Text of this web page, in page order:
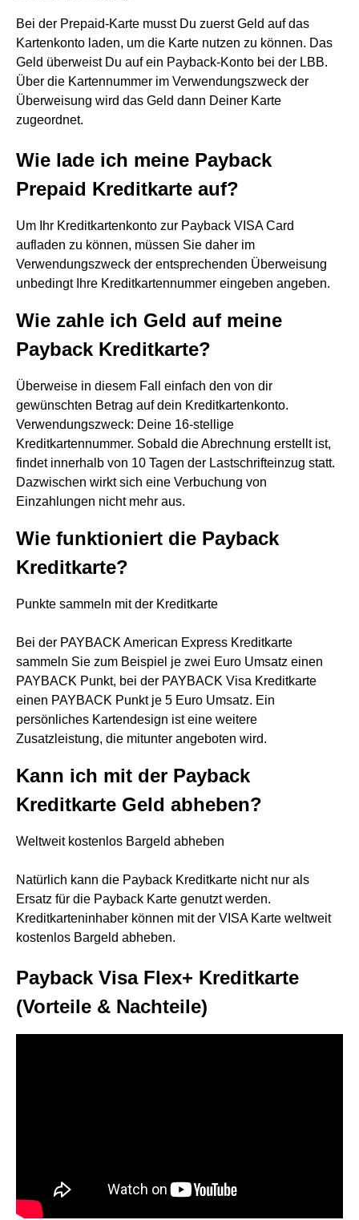
Bei der Prepaid-Karte musst Du zuerst Geld auf das
Kartenkonto laden, um die Karte nutzen zu können. Das
Geld überweist Du auf ein Payback-Konto bei der LBB.
Über die Kartennummer im Verwendungszweck der
Überweisung wird das Geld dann Deiner Karte
zugeordnet.
Wie lade ich meine Payback
Prepaid Kreditkarte auf?
Um Ihr Kreditkartenkonto zur Payback VISA Card
aufladen zu können, müssen Sie daher im
Verwendungszweck der entsprechenden Überweisung
unbedingt Ihre Kreditkartennummer eingeben angeben.
Wie zahle ich Geld auf meine
Payback Kreditkarte?
Überweise in diesem Fall einfach den von dir
gewünschten Betrag auf dein Kreditkartenkonto.
Verwendungszweck: Deine 16-stellige
Kreditkartennummer. Sobald die Abrechnung erstellt ist,
findet innerhalb von 10 Tagen der Lastschrifteinzug statt.
Dazwischen wirkt sich eine Verbuchung von
Einzahlungen nicht mehr aus.
Wie funktioniert die Payback
Kreditkarte?
Punkte sammeln mit der Kreditkarte
Bei der PAYBACK American Express Kreditkarte
sammeln Sie zum Beispiel je zwei Euro Umsatz einen
PAYBACK Punkt, bei der PAYBACK Visa Kreditkarte
einen PAYBACK Punkt je 5 Euro Umsatz. Ein
persönliches Kartendesign ist eine weitere
Zusatzleistung, die mitunter angeboten wird.
Kann ich mit der Payback
Kreditkarte Geld abheben?
Weltweit kostenlos Bargeld abheben
Natürlich kann die Payback Kreditkarte nicht nur als
Ersatz für die Payback Karte genutzt werden.
Kreditkarteninhaber können mit der VISA Karte weltweit
kostenlos Bargeld abheben.
Payback Visa Flex+ Kreditkarte
(Vorteile & Nachteile)